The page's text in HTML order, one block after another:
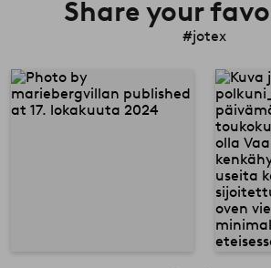
Share your
#jotex